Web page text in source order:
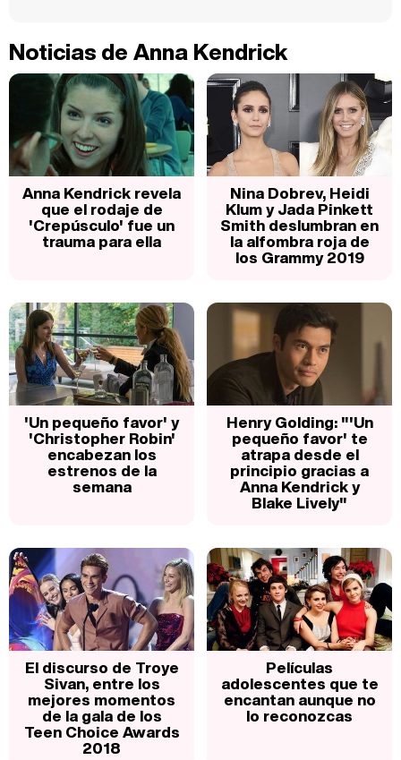
Noticias de Anna Kendrick
Anna Kendrick revela
que el rodaje de
'Crepúsculo' fue un
trauma para ella
Nina Dobrev, Heidi
Klum y Jada Pinkett
Smith deslumbran en
la alfombra roja de
los Grammy 2019
'Un pequeño favor' y
'Christopher Robin'
encabezan los
estrenos de la
semana
Henry Golding: "'Un
pequeño favor' te
atrapa desde el
principio gracias a
Anna Kendrick y
Blake Lively"
El discurso de Troye
Sivan, entre los
mejores momentos
de la gala de los
Teen Choice Awards
2018
Películas
adolescentes que te
encantan aunque no
lo reconozcas